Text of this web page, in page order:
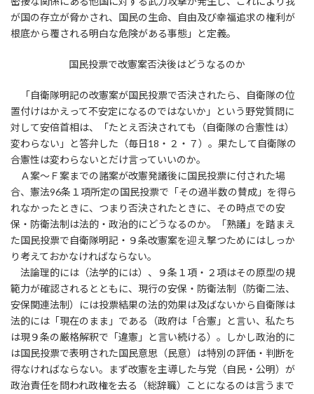
が国の存立が脅かされ、国民の生命、自由及び幸福追求の権利が
根底から覆される明白な危険がある事態」と定義。
国民投票で改憲案否決後はどうなるのか
「自衛隊明記の改憲案が国民投票で否決されたら、自衛隊の位
置付けはかえって不安定になるのではないか」という野党質問に
対して安倍首相は、「たとえ否決されても（自衛隊の合憲性は）
変わらない」と答弁した（毎日18・２・７）。果たして自衛隊の
合憲性は変わらないとだけ言っていいのか。
Ａ案～Ｆ案までの諸案が改憲発議後に国民投票に付された場
合、憲法96条１項所定の国民投票で「その過半数の賛成」を得ら
れなかったときに、つまり否決されたときに、その時点での安
保・防衛法制は法的・政治的にどうなるのか。「熟議」を踏まえ
た国民投票で自衛隊明記・９条改憲案を迎え撃つためにはしっか
り考えておかなければならない。
法論理的には（法学的には）、９条１項・２項はその原型の規
範力が確認されるとともに、現行の安保・防衛法制（防衛二法、
安保関連法制）には投票結果の法的効果は及ばないから自衛隊は
法的には「現在のまま」である（政府は「合憲」と言い、私たち
は現９条の厳格解釈で「違憲」と言い続ける）。しかし政治的に
は国民投票で表明された国民意思（民意）は特別の評価・判断を
得なければならない。まず改憲を主導した与党（自民・公明）が
政治責任を問われ政権を去る（総辞職）ことになるのは言うまで